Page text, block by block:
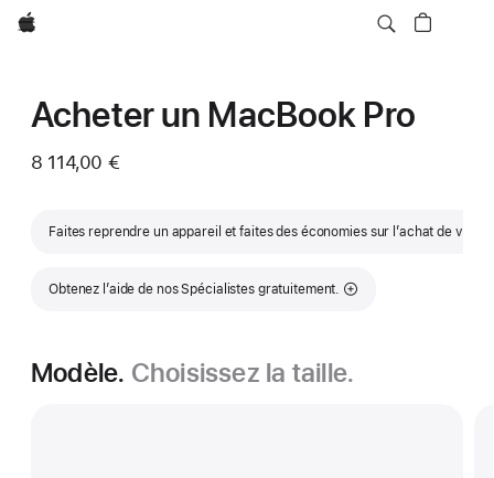
Apple
Acheter un MacBook Pro
8 114,00 €
Faites reprendre un appareil et faites des économies sur l’achat de votre
Obtenez l’aide de nos Spécialistes gratuitement.
Modèle. Choisissez la taille.